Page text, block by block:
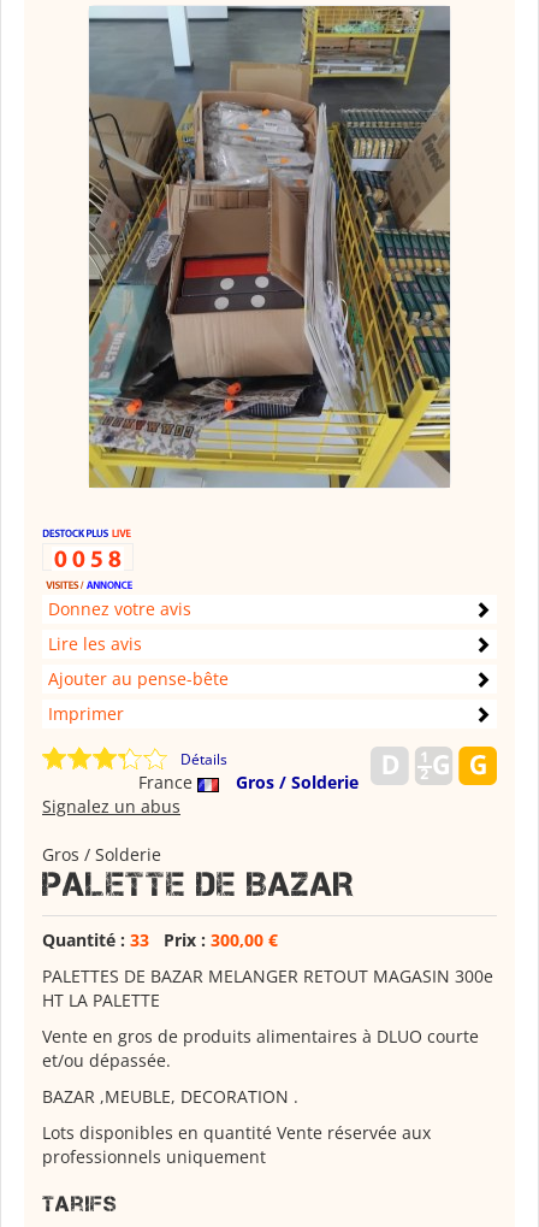
Donnez votre avis
Lire les avis
Ajouter au pense-bête
Imprimer
Détails
France
Gros / Solderie
Signalez un abus
Gros / Solderie
PALETTE DE BAZAR
Quantité : 33 Prix : 300,00 €
PALETTES DE BAZAR MELANGER RETOUT MAGASIN 300e
HT LA PALETTE
Vente en gros de produits alimentaires à DLUO courte
et/ou dépassée.
BAZAR ,MEUBLE, DECORATION .
Lots disponibles en quantité Vente réservée aux
professionnels uniquement
Tarifs